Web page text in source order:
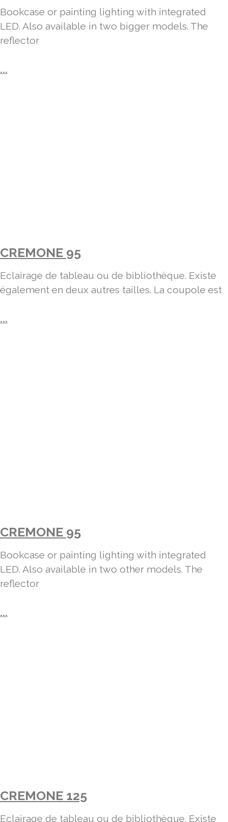
Bookcase or painting lighting with integrated
LED. Also available in two bigger models. The
reflector
...
CREMONE 95
Eclairage de tableau ou de bibliothèque. Existe
également en deux autres tailles. La coupole est
...
CREMONE 95
Bookcase or painting lighting with integrated
LED. Also available in two other models. The
reflector
...
CREMONE 125
Eclairage de tableau ou de bibliothèque. Existe